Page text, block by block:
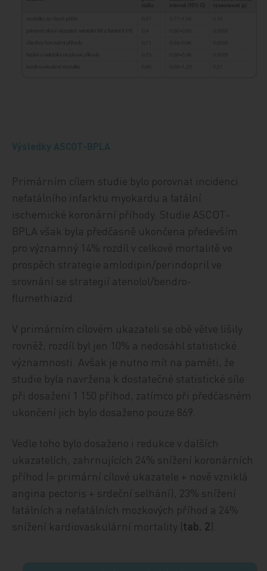
Výsledky ASCOT-BPLA
Primárním cílem studie bylo porovnat incidenci
nefatálního infarktu myokardu a fatální
ischemické koronární příhody. Studie ASCOT-
BPLA však byla předčasně ukončena především
pro významný 14% rozdíl v celkové mortalitě ve
prospěch strategie amlodipin/perindopril ve
srovnání se strategií atenolol/bendro-
flumethiazid.
V primárním cílovém ukazateli se obě větve lišily
rovněž; rozdíl byl jen 10% a nedosáhl statistické
významnosti. Avšak je nutno mít na paměti, že
studie byla navržena k dostatečné statistické síle
při dosažení 1 150 příhod, zatímco při předčasném
ukončení jich bylo dosaženo pouze 869.
Vedle toho bylo dosaženo i redukce v dalších
ukazatelích, zahrnujících 24% snížení koronárních
příhod (= primární cílové ukazatele + nově vzniklá
angina pectoris + srdeční selhání), 23% snížení
fatálních a nefatálních mozkových příhod a 24%
snížení kardiovaskulární mortality (tab. 2).